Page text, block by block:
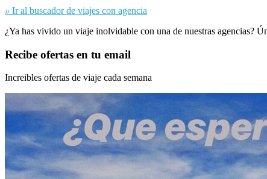
» Ir al buscador de viajes con agencia
¿Ya has vivido un viaje inolvidable con una de nuestras agencias?
Recibe ofertas en tu email
Increibles ofertas de viaje cada semana